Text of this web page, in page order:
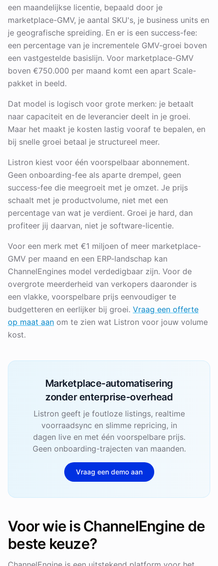
een maandelijkse licentie, bepaald door je
marketplace-GMV, je aantal SKU's, je business units en
je geografische spreiding. En er is een success-fee:
een percentage van je incrementele GMV-groei boven
een vastgestelde basislijn. Voor marketplace-GMV
boven €750.000 per maand komt een apart Scale-
pakket in beeld.
Dat model is logisch voor grote merken: je betaalt
naar capaciteit en de leverancier deelt in je groei.
Maar het maakt je kosten lastig vooraf te bepalen, en
bij snelle groei betaal je structureel meer.
Listron kiest voor één voorspelbaar abonnement.
Geen onboarding-fee als aparte drempel, geen
success-fee die meegroeit met je omzet. Je prijs
schaalt met je productvolume, niet met een
percentage van wat je verdient. Groei je hard, dan
profiteer jij daarvan, niet je software-licentie.
Voor een merk met €1 miljoen of meer marketplace-
GMV per maand en een ERP-landschap kan
ChannelEngines model verdedigbaar zijn. Voor de
overgrote meerderheid van verkopers daaronder is
een vlakke, voorspelbare prijs eenvoudiger te
budgetteren en eerlijker bij groei. Vraag een offerte
op maat aan om te zien wat Listron voor jouw volume
kost.
Marketplace-automatisering
zonder enterprise-overhead
Listron geeft je foutloze listings, realtime
voorraadsync en slimme repricing, in
dagen live en met één voorspelbare prijs.
Geen onboarding-trajecten van maanden.
Vraag een demo aan
Voor wie is ChannelEngine de
beste keuze?